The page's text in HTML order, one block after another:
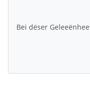
Bei dëser